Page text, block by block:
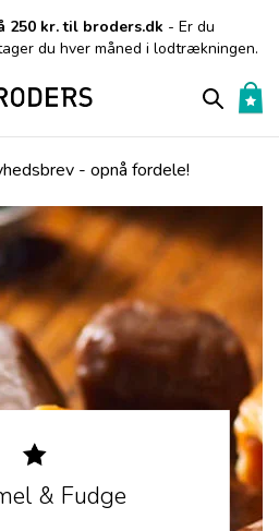
250 kr. til broders.dk - Er du
du hver måned i lodtrækningen.
- opnå fordele!
& Fudge